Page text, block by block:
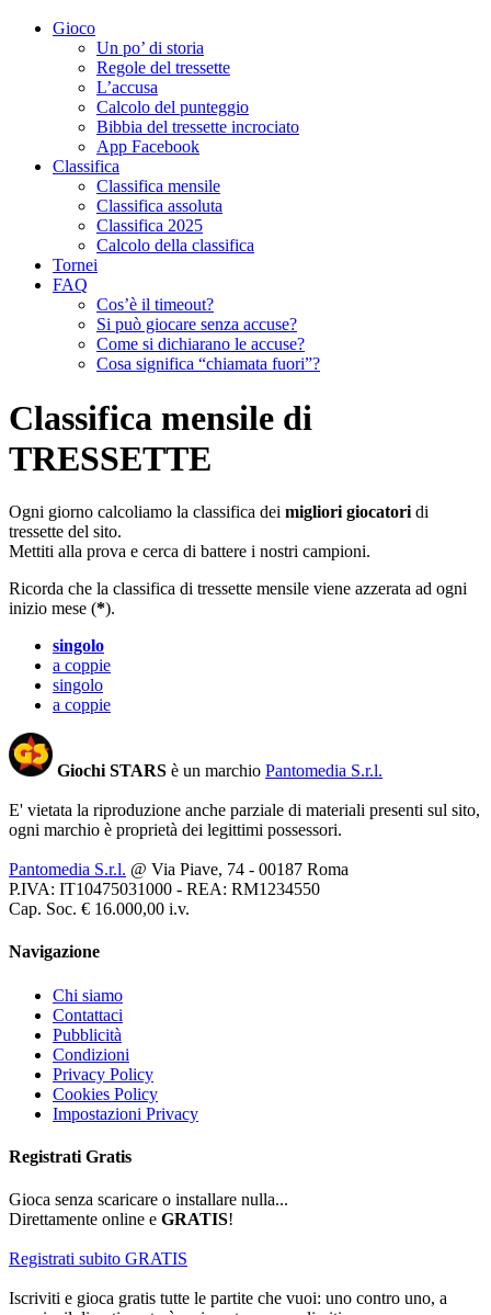
Gioco
Un po’ di storia
Regole del tressette
L’accusa
Calcolo del punteggio
Bibbia del tressette incrociato
App Facebook
Classifica
Classifica mensile
Classifica assoluta
Classifica 2025
Calcolo della classifica
Tornei
FAQ
Cos’è il timeout?
Si può giocare senza accuse?
Come si dichiarano le accuse?
Cosa significa “chiamata fuori”?
Classifica mensile di
TRESSETTE
Ogni giorno calcoliamo la classifica dei migliori giocatori di
tressette del sito.
Mettiti alla prova e cerca di battere i nostri campioni.
Ricorda che la classifica di tressette mensile viene azzerata ad ogni
inizio mese (*).
singolo
a coppie
singolo
a coppie
Giochi STARS è un marchio Pantomedia S.r.l.
E' vietata la riproduzione anche parziale di materiali presenti sul sito,
ogni marchio è proprietà dei legittimi possessori.
Pantomedia S.r.l. @ Via Piave, 74 - 00187 Roma
P.IVA: IT10475031000 - REA: RM1234550
Cap. Soc. € 16.000,00 i.v.
Navigazione
Chi siamo
Contattaci
Pubblicità
Condizioni
Privacy Policy
Cookies Policy
Impostazioni Privacy
Registrati Gratis
Gioca senza scaricare o installare nulla...
Direttamente online e GRATIS!
Registrati subito GRATIS
Iscriviti e gioca gratis tutte le partite che vuoi: uno contro uno, a